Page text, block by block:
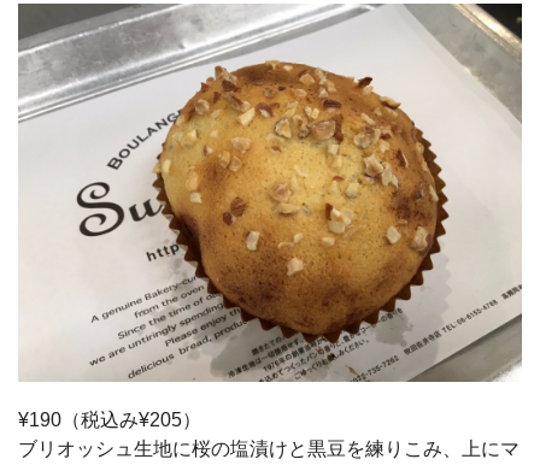
¥190（税込み¥205）
ブリオッシュ生地に桜の塩漬けと黒豆を練りこみ、上にマ